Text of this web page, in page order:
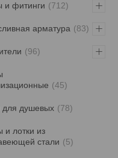
и фитинги 712
арматура 83
96
45
для душевых 78
и лотки из
стали
5